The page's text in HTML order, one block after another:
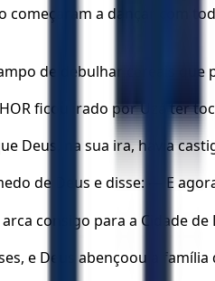
começaram a dançar com
de debulhar cereais
ficou irado por Uzá ter
Deus, na sua ira, havia
de Deus e disse: — E
arca consigo para a Cidade
e Deus abençoou a